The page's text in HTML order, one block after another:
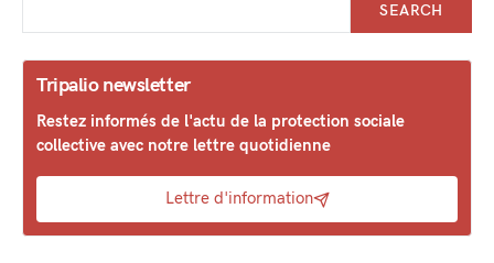
SEARCH
Tripalio newsletter
Restez informés de l'actu de la protection sociale
collective avec notre lettre quotidienne
Lettre d'information